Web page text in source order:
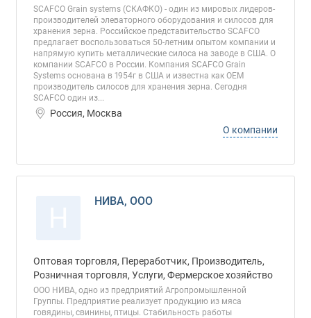
SCAFCO Grain systems (СКАФКО) - один из мировых лидеров-
производителей элеваторного оборудования и силосов для
хранения зерна. Российское представительство SCAFCO
предлагает воспользоваться 50-летним опытом компании и
напрямую купить металлические силоса на заводе в США. О
компании SCAFCO в России. Компания SCAFCO Grain
Systems основана в 1954г в США и известна как OEM
производитель силосов для хранения зерна. Сегодня
SCAFCO один из...
Россия, Москва
О компании
НИВА, ООО
Оптовая торговля, Переработчик, Производитель,
Розничная торговля, Услуги, Фермерское хозяйство
ООО НИВА, одно из предприятий Агропромышленной
Группы. Предприятие реализует продукцию из мяса
говядины, свинины, птицы. Стабильность работы